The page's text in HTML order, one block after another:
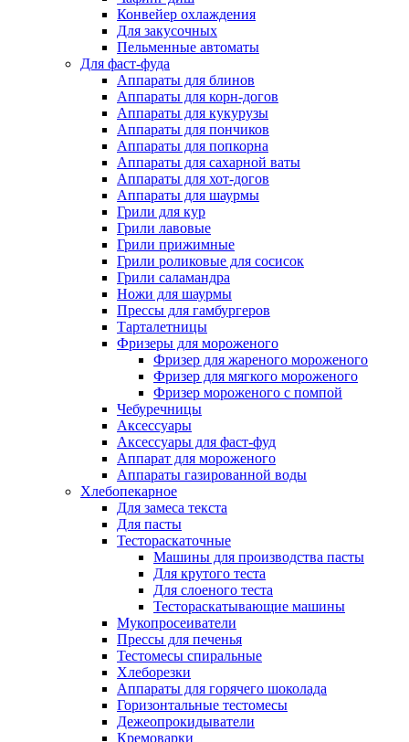
Конвейер охлаждения
Для закусочных
Пельменные автоматы
Для фаст-фуда
Аппараты для блинов
Аппараты для корн-догов
Аппараты для кукурузы
Аппараты для пончиков
Аппараты для попкорна
Аппараты для сахарной ваты
Аппараты для хот-догов
Аппараты для шаурмы
Грили для кур
Грили лавовые
Грили прижимные
Грили роликовые для сосисок
Грили саламандра
Ножи для шаурмы
Прессы для гамбургеров
Тарталетницы
Фризеры для мороженого
Фризер для жареного мороженого
Фризер для мягкого мороженого
Фризер мороженого с помпой
Чебуречницы
Аксессуары
Аксессуары для фаст-фуд
Аппарат для мороженого
Аппараты газированной воды
Хлебопекарное
Для замеса текста
Для пасты
Тестораскаточные
Машины для производства пасты
Для крутого теста
Для слоеного теста
Тестораскатывающие машины
Мукопросеиватели
Прессы для печенья
Тестомесы спиральные
Хлеборезки
Аппараты для горячего шоколада
Горизонтальные тестомесы
Дежеопрокидыватели
Кремоварки